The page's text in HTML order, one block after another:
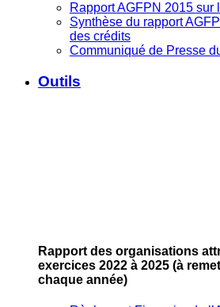
Rapport AGFPN 2015
Synthèse du rapport
des crédits
Communiqué de Presse
Outils
Rapport des organisations
exercices 2022 à 2025 (à
chaque année)